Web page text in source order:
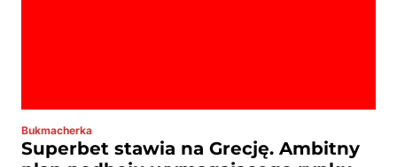
Bukmacherka
Superbet stawia na Grecję. Ambitny